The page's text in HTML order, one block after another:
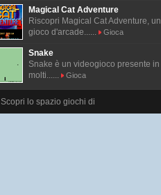
Magical Cat Adventure
Riscopri Magical Cat Adventure, un
gioco d'arcade......
Gioca
Snake
Snake è un videogioco presente in
molti......
Gioca
Scopri lo spazio giochi di